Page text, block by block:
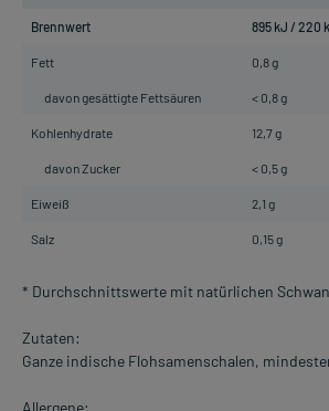
Brennwert 895 kJ / 220
Fett 0,8 g
davon gesättigte Fettsäuren < 0,8 g
Kohlenhydrate 12,7 g
davon Zucker < 0,5 g
Eiweiß 2,1 g
Salz 0,15 g
* Durchschnittswerte mit natürlichen
Zutaten:
Ganze indische Flohsamenschalen,
Allergene: